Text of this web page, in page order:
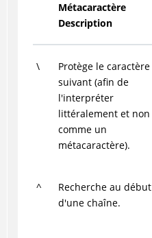
Métacaractère
Description
\
Protège le caractère
suivant (afin de
l'interpréter
littéralement et non
comme un
métacaractère).
^
Recherche au début
d'une chaîne.